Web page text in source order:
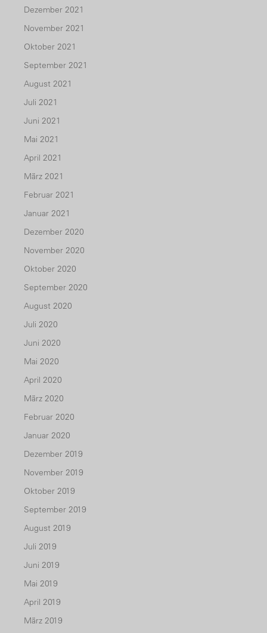
Dezember 2021
November 2021
Oktober 2021
September 2021
August 2021
Juli 2021
Juni 2021
Mai 2021
April 2021
März 2021
Februar 2021
Januar 2021
Dezember 2020
November 2020
Oktober 2020
September 2020
August 2020
Juli 2020
Juni 2020
Mai 2020
April 2020
März 2020
Februar 2020
Januar 2020
Dezember 2019
November 2019
Oktober 2019
September 2019
August 2019
Juli 2019
Juni 2019
Mai 2019
April 2019
März 2019